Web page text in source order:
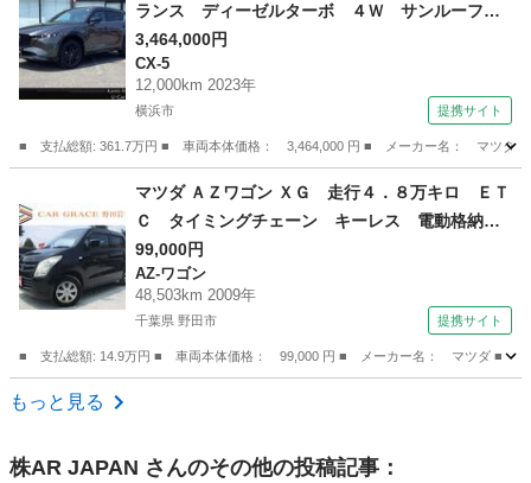
ランス ディーゼルターボ ４Ｗ サンルーフ
ＢＯＳＥ １０．２５インチセンターディスプレ
イ ３６０°ビューモニター ２カメラドライブレ
コーダー ＥＴＣ２．０ ＭＲＣＣ 車線逸脱警
報システム スマートブレーキサポート付 シー
トエアコン （車検整備付）
3,464,000円
CX-5
12,000km 2023年
横浜市 提携サイト
■ 支払総額: 361.7万円 ■ 車両本体価格： 3,464,000 円 ■ メーカー名： マツ
CX-5
マツダ ＡＺワゴン ＸＧ 走行４．８万キロ ＥＴ
Ｃ タイミングチェーン キーレス 電動格納ミ
ラー ドアバイザー プライバシーガラス Ｃ
Ｄ ＦＭ ＡＭ ヘッドライトレベライザー 純
正セキュリティ パワーウィンドウ Ｗエアバッ
99,000円
AZ-ワゴン
48,503km 2009年
千葉県 野田市 提携サイト
■ 支払総額: 14.9万円 ■ 車両本体価格： 99,000 円 ■ メーカー名： マツダ ■
千葉 野田市
もっと見る
株AR JAPAN さんのその他の投稿記事：